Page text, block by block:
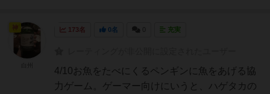
173名 0名 充実
4/10お魚をたべにくるペンギンに魚をあげる協
力ゲーム。ゲーマー向けにいうと、ハゲタカの
神